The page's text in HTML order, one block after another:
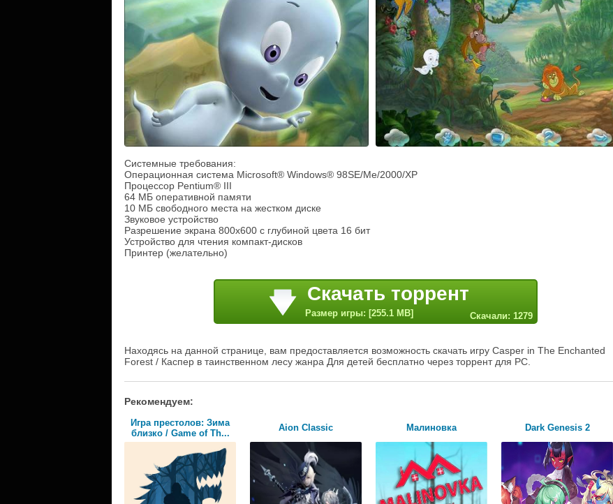
Системные требования:
Операционная система Microsoft® Windows® 98SE/Me/2000/XP
Процессор Pentium® III
64 МБ оперативной памяти
10 МБ свободного места на жестком диске
Звуковое устройство
Разрешение экрана 800х600 с глубиной цвета 16 бит
Устройство для чтения компакт-дисков
Принтер (желательно)
Скачать торрент
Размер игры: [255.1 MB] Скачали: 1279
Находясь на данной странице, вам предоставляется возможность скачать игру Casper in The Enchanted
Forest / Каспер в таинственном лесу жанра Для детей бесплатно через торрент для PC.
Рекомендуем:
Игра престолов: Зима
близко / Game of Th...
Aion Classic Малиновка Dark Genesis 2